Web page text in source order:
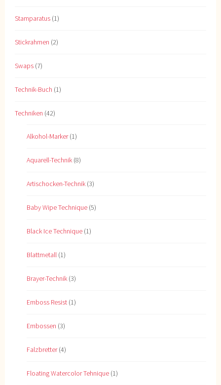
Stamparatus (1)
Stickrahmen (2)
Swaps (7)
Technik-Buch (1)
Techniken (42)
Alkohol-Marker(1)
Aquarell-Technik (8)
Artischocken-Technik (3)
Baby Wipe Technique (5)
Black Ice Technique (1)
Blattmetall (1)
Brayer-Technik (3)
Emboss Resist (1)
Embossen (3)
Falzbretter(4)
Floating Watercolor Tehnique (1)